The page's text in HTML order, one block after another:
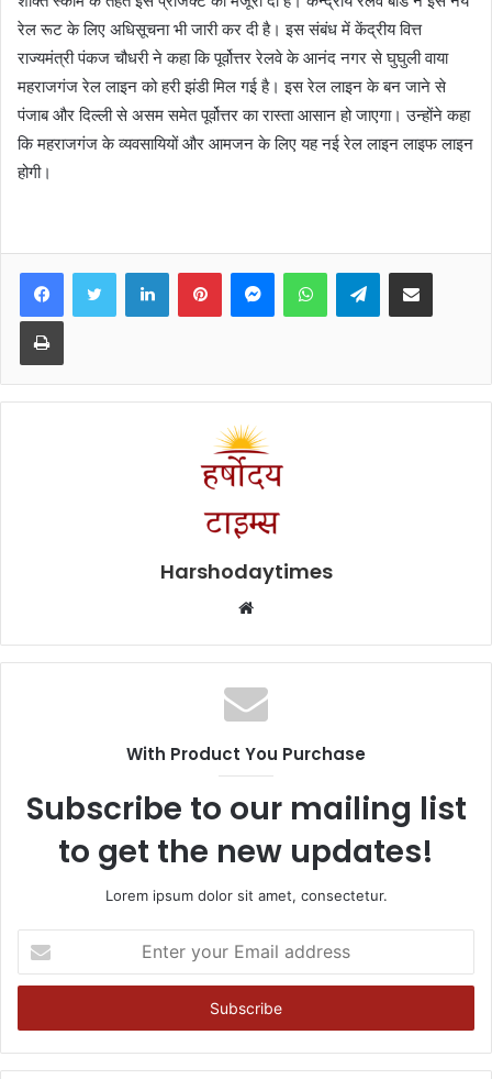
रेल रूट के लिए अधिसूचना भी जारी कर दी है। इस संबंध में केंद्रीय वित्त
राज्यमंत्री पंकज चौधरी ने कहा कि पूर्वोत्तर रेलवे के आनंद नगर से घुघुली वाया
महराजगंज रेल लाइन को हरी झंडी मिल गई है। इस रेल लाइन के बन जाने से
पंजाब और दिल्ली से असम समेत पूर्वोत्तर का रास्ता आसान हो जाएगा। उन्होंने कहा
कि महराजगंज के व्यवसायियों और आमजन के लिए यह नई रेल लाइन लाइफ लाइन
होगी।
FacebookTwitter LinkedInPinterestMessengerWhatsAppTelegramShare via Email
Print
Harshodaytimes
Website
With Product You Purchase
Subscribe to our mailing list
to get the new updates!
Lorem ipsum dolor sit amet, consectetur.
your
Email